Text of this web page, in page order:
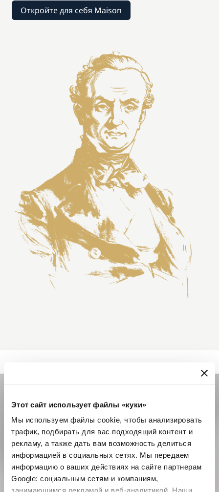
Этот сайт использует файлы «куки»
Мы используем файлы cookie, чтобы анализировать
трафик, подбирать для вас подходящий контент и
рекламу, а также дать вам возможность делиться
информацией в социальных сетях. Мы передаем
информацию о ваших действиях на сайте партнерам
Google: социальным сетям и компаниям,
занимающимся рекламой и веб-аналитикой. Наши
Откройте для себя Maison